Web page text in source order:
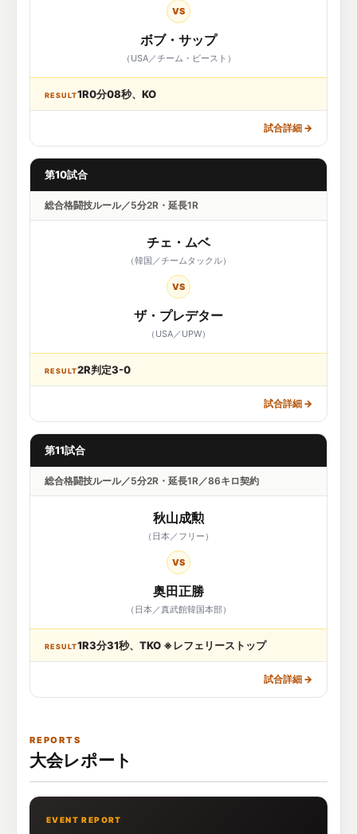
VS
ボブ・サップ
（USA／チーム・ビースト）
RESULT1R0分08秒、KO
試合詳細 →
第10試合
総合格闘技ルール／5分2R・延長1R
チェ・ムベ
（韓国／チームタックル）
VS
ザ・プレデター
（USA／UPW）
RESULT2R判定3-0
試合詳細 →
第11試合
総合格闘技ルール／5分2R・延長1R／86キロ契約
秋山成勲
（日本／フリー）
VS
奥田正勝
（日本／真武館韓国本部）
RESULT1R3分31秒、TKO ※レフェリーストップ
試合詳細 →
REPORTS
大会レポート
EVENT REPORT